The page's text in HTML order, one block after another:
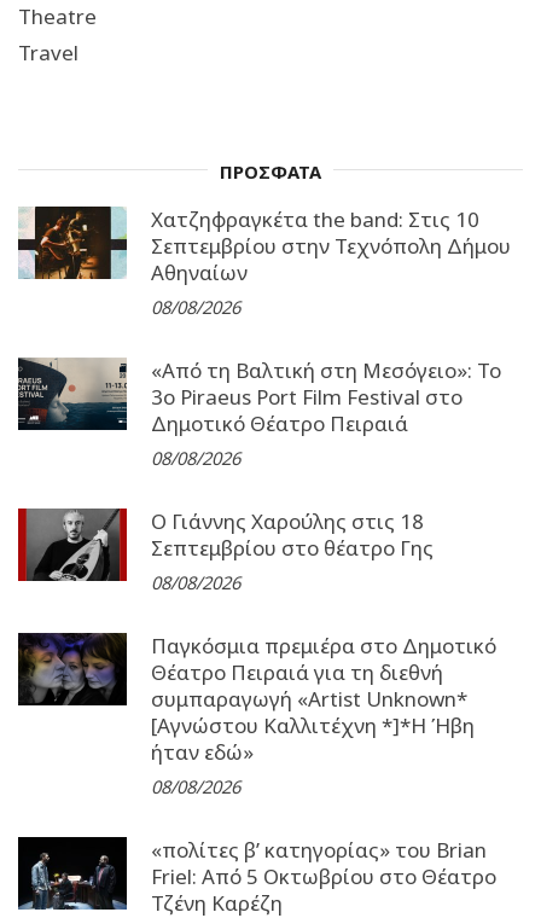
Theatre
Travel
ΠΡΟΣΦΑΤΑ
Χατζηφραγκέτα the band: Στις 10
Σεπτεμβρίου στην Τεχνόπολη Δήμου
Αθηναίων
08/08/2026
«Από τη Βαλτική στη Μεσόγειο»: Το
3o Piraeus Port Film Festival στο
Δημοτικό Θέατρο Πειραιά
08/08/2026
Ο Γιάννης Χαρούλης στις 18
Σεπτεμβρίου στο θέατρο Γης
08/08/2026
Παγκόσμια πρεμιέρα στο Δημοτικό
Θέατρο Πειραιά για τη διεθνή
συμπαραγωγή «Artist Unknown*
[Αγνώστου Καλλιτέχνη *]*Η Ήβη
ήταν εδώ»
08/08/2026
«πολίτες β’ κατηγορίας» του Brian
Friel: Από 5 Οκτωβρίου στο Θέατρο
Τζένη Καρέζη